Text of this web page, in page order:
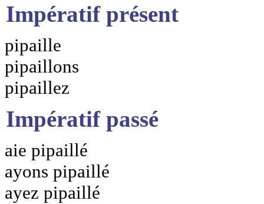
Impératif présent
pipaille
pipaillons
pipaillez
Impératif passé
aie pipaillé
ayons pipaillé
ayez pipaillé